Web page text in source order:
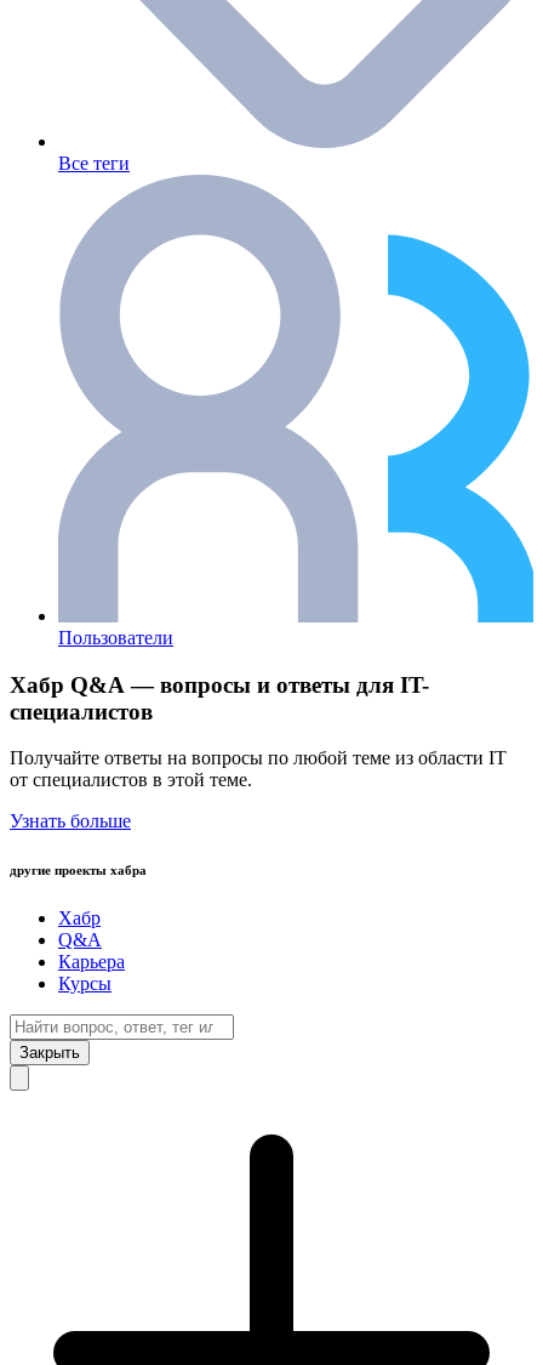
Все теги
Пользователи
Хабр Q&A — вопросы и ответы для IT-
специалистов
Получайте ответы на вопросы по любой теме из области IT
от специалистов в этой теме.
Узнать больше
другие проекты хабра
Хабр
Q&A
Карьера
Курсы
Закрыть